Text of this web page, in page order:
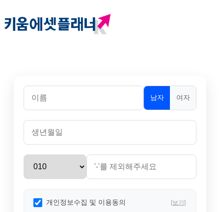
남자 여자
개인정보수집 및 이용동의 [보기]